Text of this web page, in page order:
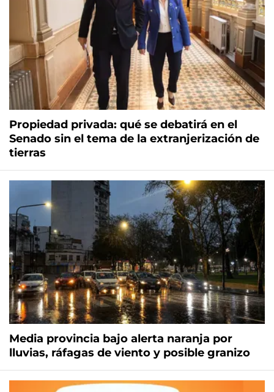
Propiedad privada: qué se debatirá en el
Senado sin el tema de la extranjerización de
tierras
Media provincia bajo alerta naranja por
lluvias, ráfagas de viento y posible granizo